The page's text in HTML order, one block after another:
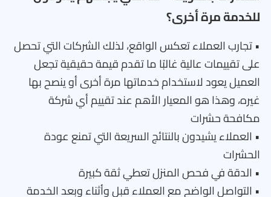
للخدمة مرة أخرى؟
• تجارب العملاء تعكس الواقع، لذلك الشركات التي تحصل
على تقييمات عالية غالبًا ما تقدم قيمة حقيقية تجعل
العميل يعود لاستخدام خدماتها مرة أخرى أو ينصح بها
غيره، وهذا هو المعيار الأهم عند تقييم أي شركة
مكافحة حشرات
• العملاء يشيدون بالنتائج السريعة التي تمنع عودة
الحشرات
• الدقة في فحص المنزل تعطي ثقة كبيرة
• التواصل الواضح مع العملاء قبل وأثناء وبعد الخدمة